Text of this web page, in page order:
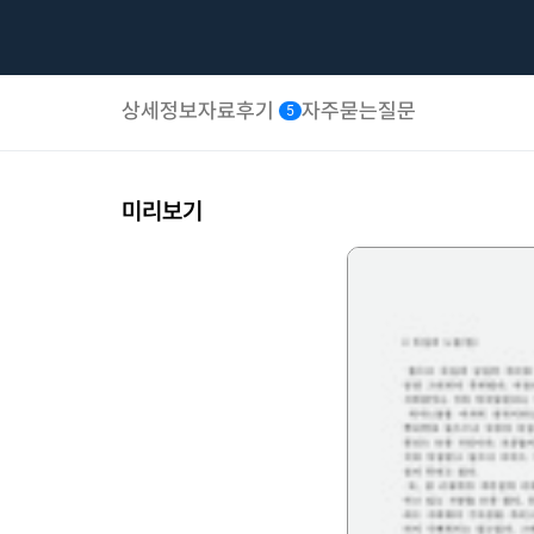
상세정보자료후기 5 자주묻는질문
미리보기